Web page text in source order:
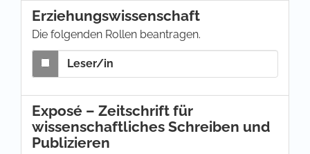
Erziehungswissenschaft
Die folgenden Rollen beantragen.
Leser/in
Exposé – Zeitschrift für
wissenschaftliches Schreiben und
Publizieren